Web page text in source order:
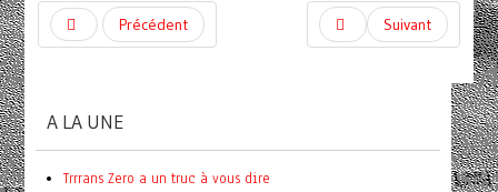
Précédent Suivant
A LA UNE
Trrrans Zero a un truc à vous dire